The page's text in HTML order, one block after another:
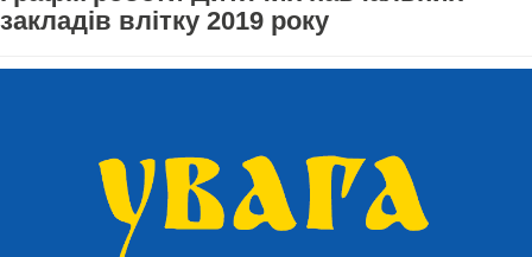
закладів влітку 2019 року